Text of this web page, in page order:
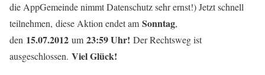
die AppGemeinde nimmt Datenschutz sehr ernst!)Jetzt schnell
teilnehmen, diese Aktion endet am Sonntag,
den 15.07.2012 um 23:59 Uhr! Der Rechtsweg ist
ausgeschlossen. Viel Glück!